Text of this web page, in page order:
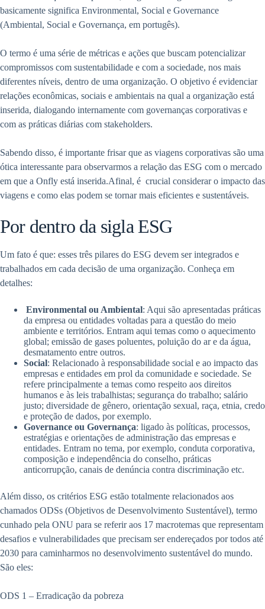
basicamente significa Environmental, Social e Governance
(Ambiental, Social e Governança, em portugês).
O termo é uma série de métricas e ações que buscam potencializar
compromissos com sustentabilidade e com a sociedade, nos mais
diferentes níveis, dentro de uma organização. O objetivo é evidenciar
relações econômicas, sociais e ambientais na qual a organização está
inserida, dialogando internamente com governanças corporativas e
com as práticas diárias com stakeholders.
Sabendo disso, é importante frisar que as viagens corporativas são uma
ótica interessante para observarmos a relação das ESG com o mercado
em que a Onfly está inserida.Afinal, é crucial considerar o impacto das
viagens e como elas podem se tornar mais eficientes e sustentáveis.
Por dentro da sigla ESG
Um fato é que: esses três pilares do ESG devem ser integrados e
trabalhados em cada decisão de uma organização. Conheça em
detalhes:
Environmental ou Ambiental: Aqui são apresentadas práticas
da empresa ou entidades voltadas para a questão do meio
ambiente e territórios. Entram aqui temas como o aquecimento
global; emissão de gases poluentes, poluição do ar e da água,
desmatamento entre outros.
Social: Relacionado à responsabilidade social e ao impacto das
empresas e entidades em prol da comunidade e sociedade. Se
refere principalmente a temas como respeito aos direitos
humanos e às leis trabalhistas; segurança do trabalho; salário
justo; diversidade de gênero, orientação sexual, raça, etnia, credo
e proteção de dados, por exemplo.
Governance ou Governança: ligado às políticas, processos,
estratégias e orientações de administração das empresas e
entidades. Entram no tema, por exemplo, conduta corporativa,
composição e independência do conselho, práticas
anticorrupção, canais de denúncia contra discriminação etc.
Além disso, os critérios ESG estão totalmente relacionados aos
chamados ODSs (Objetivos de Desenvolvimento Sustentável), termo
cunhado pela ONU para se referir aos 17 macrotemas que representam
desafios e vulnerabilidades que precisam ser endereçados por todos até
2030 para caminharmos no desenvolvimento sustentável do mundo.
São eles:
ODS 1 – Erradicação da pobreza